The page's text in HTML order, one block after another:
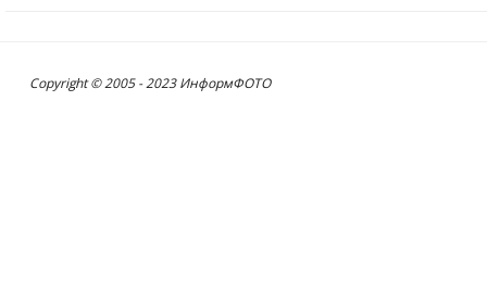
Copyright © 2005 - 2023 ИнформФОТО